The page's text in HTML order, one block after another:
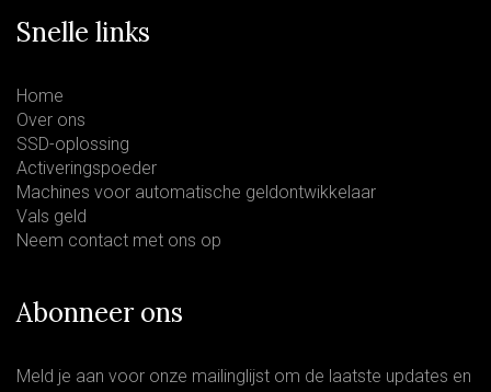
Snelle links
Home
Over ons
SSD-oplossing
Activeringspoeder
Machines voor automatische geldontwikkelaar
Vals geld
Neem contact met ons op
Abonneer ons
Meld je aan voor onze mailinglijst om de laatste updates en